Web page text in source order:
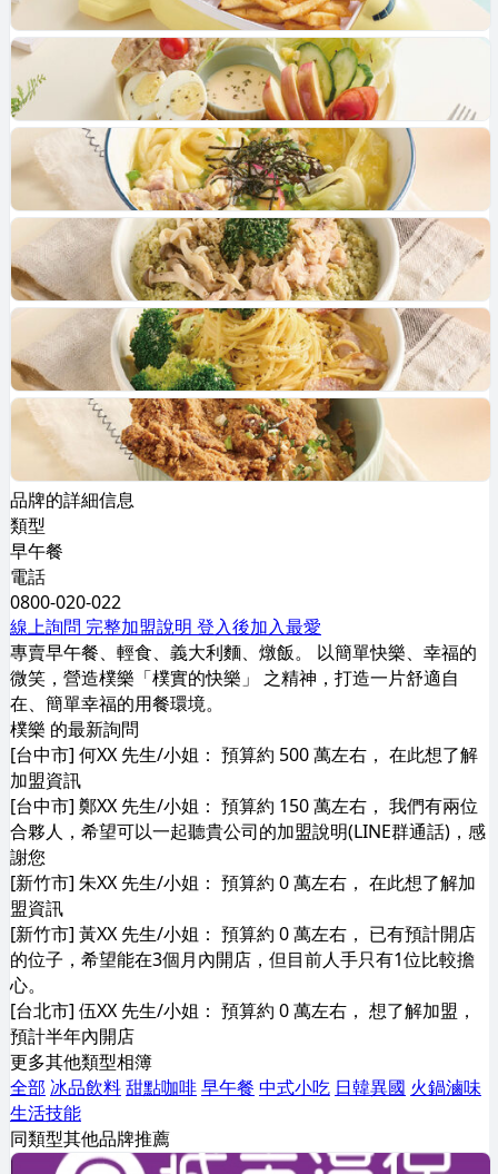
品牌的詳細信息
類型
早午餐
電話
0800-020-022
線上詢問 完整加盟說明 登入後加入最愛
專賣早午餐、輕食、義大利麵、燉飯。 以簡單快樂、幸福的
微笑，營造樸樂「樸實的快樂」 之精神，打造一片舒適自
在、簡單幸福的用餐環境。
樸樂 的最新詢問
[台中市] 何XX 先生/小姐： 預算約 500 萬左右， 在此想了解
加盟資訊
[台中市] 鄭XX 先生/小姐： 預算約 150 萬左右， 我們有兩位
合夥人，希望可以一起聽貴公司的加盟說明(LINE群通話)，感
謝您
[新竹市] 朱XX 先生/小姐： 預算約 0 萬左右， 在此想了解加
盟資訊
[新竹市] 黃XX 先生/小姐： 預算約 0 萬左右， 已有預計開店
的位子，希望能在3個月內開店，但目前人手只有1位比較擔
心。
[台北市] 伍XX 先生/小姐： 預算約 0 萬左右， 想了解加盟，
預計半年內開店
更多其他類型相簿
全部 冰品飲料甜點咖啡早午餐 中式小吃 日韓異國 火鍋滷味
生活技能
同類型其他品牌推薦